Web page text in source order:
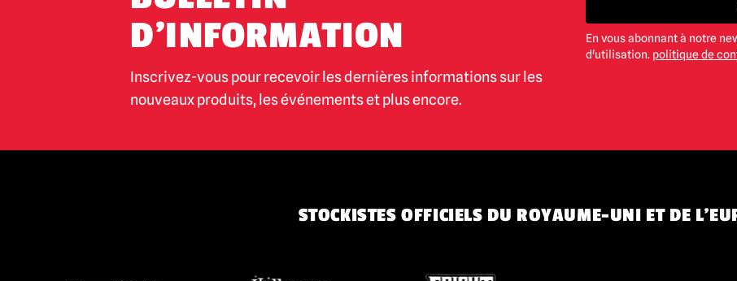
D'INFORMATION
Inscrivez-vous pour recevoir les dernières informations sur les
nouveaux produits, les événements et plus encore.
En vous abonnant à notre
d'utilisation. politique de
STOCKISTES OFFICIELS DU ROYAUME-UNI ET DE